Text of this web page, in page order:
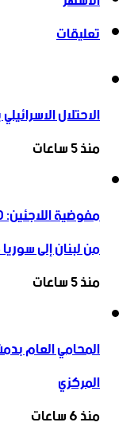
تعليقات
الاحتلال
منذ 5 ساعات
من لبنان إلى
منذ 5 ساعات
المحامي العام
المركزي
منذ 6 ساعات